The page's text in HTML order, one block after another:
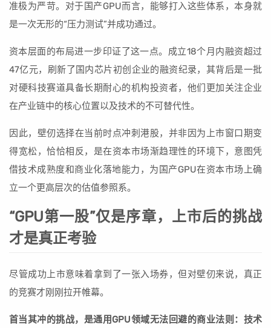
准极为严苛。对于国产GPU而言，能够打入这些体系，本身就
是一次无形的“压力测试”并成功通过。
资本层面的布局进一步印证了这一点。成立18个月内融资超过
47亿元，刷新了国内芯片初创企业的融资纪录，其背后是一批
对硬科技赛道具备长期耐心的机构投资者，他们更加关注企业
在产业链中的核心位置以及技术的不可替代性。
因此，壁仞选择在当前时点冲刺港股，并非因为上市窗口期变
得宽松，恰恰相反，是在资本市场渐趋理性的环境下，意图凭
借技术成熟度和商业化落地能力，为国产GPU在资本市场上确
立一个更高层次的估值参照系。
“GPU第一股”仅是序章，上市后的挑战
才是真正考验
尽管成功上市意味着拿到了一张入场券，但对壁仞来说，真正
的竞赛才刚刚拉开帷幕。
首当其冲的挑战，是通用GPU领域无法回避的商业法则：技术